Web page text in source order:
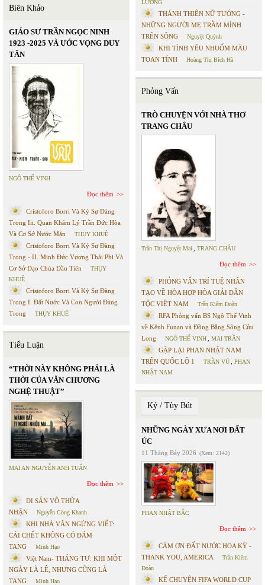
Biên Khảo
GIÁO SƯ TRẦN NGỌC NINH
1923 -2025 VÀ ƯỚC VỌNG DUY
TÂN
NGÔ THẾ VINH
Đọc thêm
Cristoforo Borri Và Ký Sự Đàng
Trong Iii. Quan Khám Lý Trần Đức Hòa
Và Cơ Sở Nước Mặn
THỤY KHUÊ
Cristoforo Borri Và Ký Sự Đàng
Trong - II. Minh Đức Vương Thái Phi Và
Cơ Sở Đạo Chúa Đầu Tiên
THỤY
KHUÊ
Cristoforo Borri Và Ký Sự Đàng
Trong I. Đất Nước Và Con Người Đàng
Trong
THỤY KHUÊ
Tiểu Luận
“THỜI NÀY KHÔNG PHẢI LÀ
THỜI CỦA VĂN CHƯƠNG
NGHỆ THUẬT”
MAI AN NGUYỄN ANH TUẤN
Đọc thêm
DI SẢN VÔ THỪA
NHẬN
Nguyễn Công Khanh
KHI NHÀ VĂN NGỪNG VIẾT:
CÁI CHẾT KHÔNG CÓ ĐÁM
TANG
Minh Hạo
Việt Nam- THÁNG TƯ: KHI MỘT
NGÀY LÀ LỄ, NHƯNG CŨNG LÀ
TANG
Minh Hạo
LƯƠNG
THÁNH THIÊN NỮ TƯỚNG -
NHỮNG NGƯỜI MẸ TRẦM MÌNH
TRÊN SÔNG
Nguyệt Quỳnh
KHI TÌNH YÊU NHUỐM MÀU
TOAN TÍNH
Hoàng Thị Bích Hà
Phỏng Vấn
TRÒ CHUYỆN VỚI NHÀ THƠ
TRANG CHÂU
Trần Thị Nguyệt Mai TRANG CHÂU
Đọc thêm
PHỎNG VẤN TRÍ TUỆ NHÂN
TẠO VỀ HÒA HỢP HÒA GIẢI DÂN
TỘC VIỆT NAM
Trần Kiêm Đoàn
RFA Phỏng vấn BS Ngô Thế Vinh
về Kênh Funan và Đồng Bằng Sông Cửu
Long
NGÔ THẾ VINH MAI TRẦN
GẶP LẠI PHAN NHẬT NAM
TRÊN QUỐC LỘ 1
TRẦN VŨ
PHAN
NHẬT NAM
Ký / Tùy Bút
NHỮNG NGÀY XƯA NƠI ĐẤT
ÚC
11 Tháng Bảy 2026 (Xem: 2142)
PHAN NHẬT BẮC
Đọc thêm
CÁM ƠN ĐẤT NƯỚC HOA KỲ -
THANK YOU, AMERICA
Trần Kiêm
Đoàn
KỂ CHUYỆN FIFA WORLD CUP